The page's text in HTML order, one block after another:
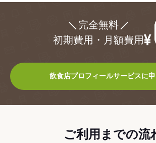
完全無料
初期費用・月額費用
飲食店プロフィールサービスに
ご利用までの流